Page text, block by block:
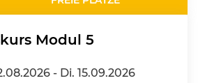
Modul 5
- Di. 15.09.2026